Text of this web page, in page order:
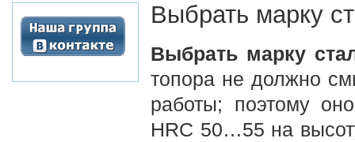
Выбрать марку
Выбрать марку
топора не должно
работы; поэтому
HRC 50…55 на